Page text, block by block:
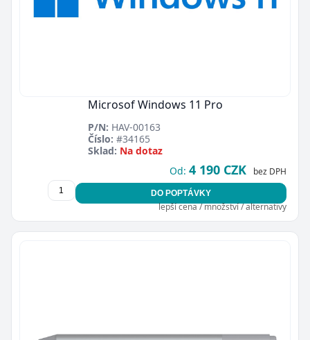
Microsof Windows 11 Pro
P/N: HAV-00163
Číslo: #34165
Sklad: Na dotaz
Od: 4 190 CZK bez DPH
DO POPTÁVKY
lepší cena / množství / alternativy